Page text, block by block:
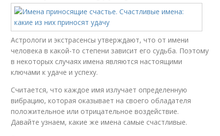
Астрологи и экстрасенсы утверждают, что от имени
человека в какой-то степени зависит его судьба. Поэтому
в некоторых случаях имена являются настоящими
ключами к удаче и успеху.
Считается, что каждое имя излучает определенную
вибрацию, которая оказывает на своего обладателя
положительное или отрицательное воздействие.
Давайте узнаем, какие же имена самые счастливые.